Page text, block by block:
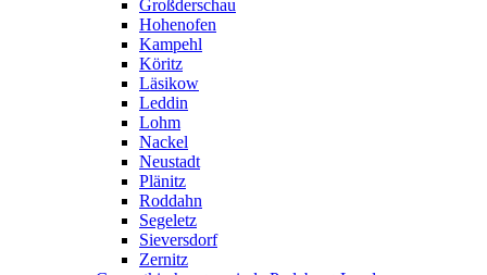
Großderschau
Hohenofen
Kampehl
Köritz
Läsikow
Leddin
Lohm
Nackel
Neustadt
Plänitz
Roddahn
Segeletz
Sieversdorf
Zernitz